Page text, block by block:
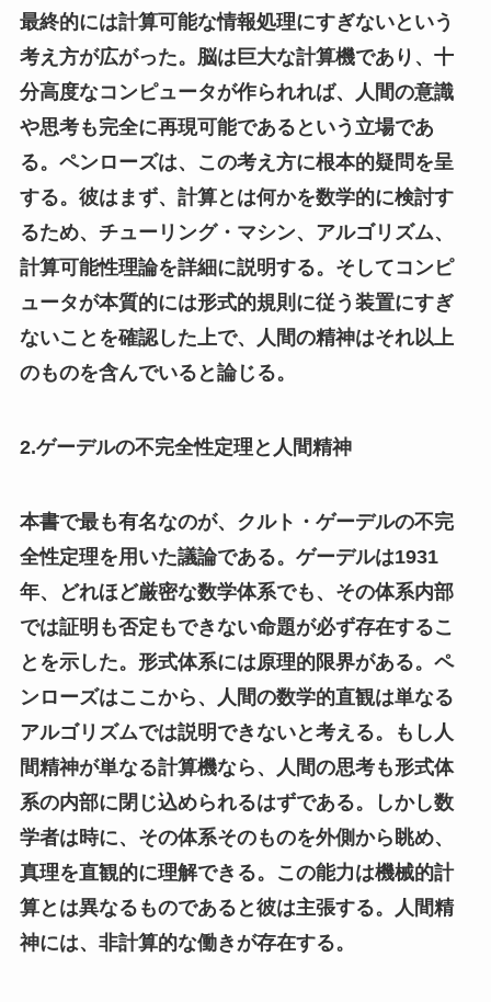
最終的には計算可能な情報処理にすぎないという
考え方が広がった。脳は巨大な計算機であり、十
分高度なコンピュータが作られれば、人間の意識
や思考も完全に再現可能であるという立場であ
る。ペンローズは、この考え方に根本的疑問を呈
する。彼はまず、計算とは何かを数学的に検討す
るため、チューリング・マシン、アルゴリズム、
計算可能性理論を詳細に説明する。そしてコンピ
ュータが本質的には形式的規則に従う装置にすぎ
ないことを確認した上で、人間の精神はそれ以上
のものを含んでいると論じる。
2.ゲーデルの不完全性定理と人間精神
本書で最も有名なのが、クルト・ゲーデルの不完
全性定理を用いた議論である。ゲーデルは1931
年、どれほど厳密な数学体系でも、その体系内部
では証明も否定もできない命題が必ず存在するこ
とを示した。形式体系には原理的限界がある。ペ
ンローズはここから、人間の数学的直観は単なる
アルゴリズムでは説明できないと考える。もし人
間精神が単なる計算機なら、人間の思考も形式体
系の内部に閉じ込められるはずである。しかし数
学者は時に、その体系そのものを外側から眺め、
真理を直観的に理解できる。この能力は機械的計
算とは異なるものであると彼は主張する。人間精
神には、非計算的な働きが存在する。